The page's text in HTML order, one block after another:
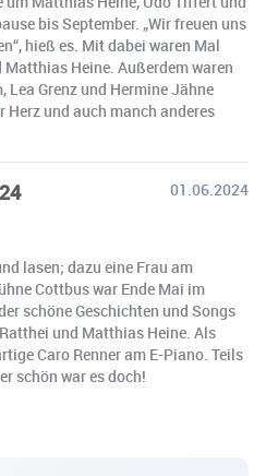
bis September. „Wir freuen uns
hieß es. Mit dabei waren Mal
Heine. Außerdem waren
Grenz und Hermine Jähne
Herz und auch manch anderes
01.06.2024
lasen; dazu eine Frau am
Cottbus war Ende Mai im
schöne Geschichten und Songs
und Matthias Heine. Als
Caro Renner am E-Piano. Teils
schön war es doch!